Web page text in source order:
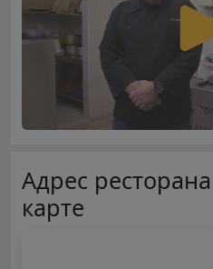
Адрес ресторана
карте